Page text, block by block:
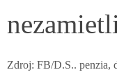
Zdroj: FB/D.S.. penzia,